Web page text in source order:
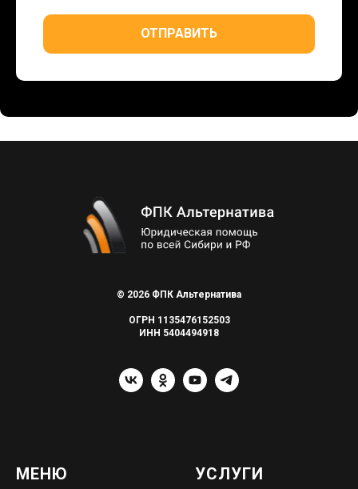
ОТПРАВИТЬ
© 2026 ФПК Альтернатива
ОГРН 1135476152503
ИНН 5404494918
МЕНЮ УСЛУГИ